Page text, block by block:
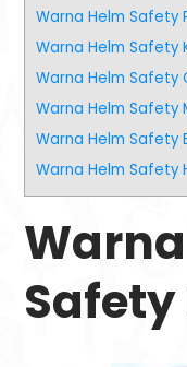
Warna Helm Safety
Warna Helm Safety
Warna Helm Safety
Warna Helm Safety
Warna Helm Safety
Warna Helm Safety